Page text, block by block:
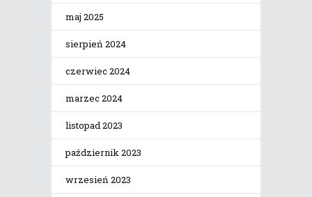
maj 2025
sierpień 2024
czerwiec 2024
marzec 2024
listopad 2023
październik 2023
wrzesień 2023